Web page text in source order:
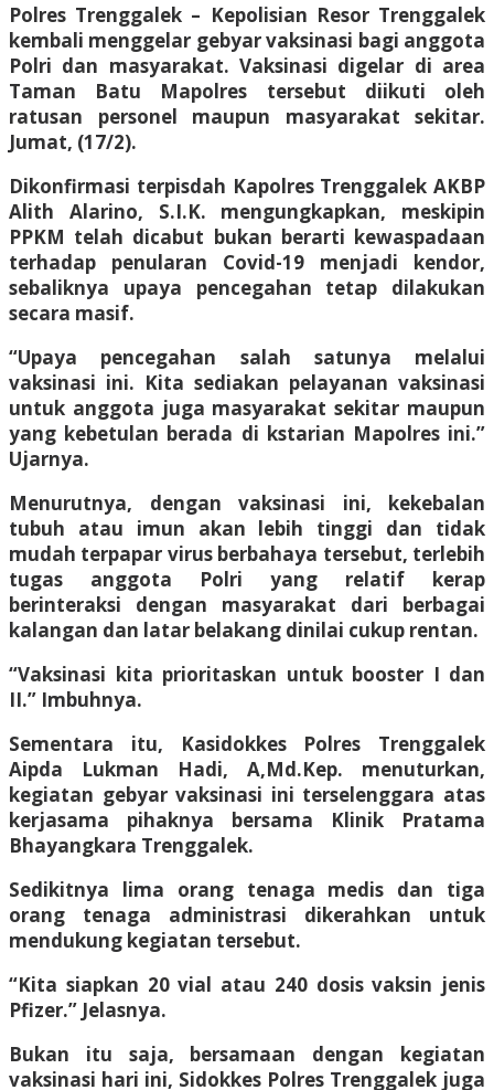
Polres Trenggalek – Kepolisian Resor Trenggalek
kembali menggelar gebyar vaksinasi bagi anggota
Polri dan masyarakat. Vaksinasi digelar di area
Taman Batu Mapolres tersebut diikuti oleh
ratusan personel maupun masyarakat sekitar.
Jumat, (17/2).
Dikonfirmasi terpisdah Kapolres Trenggalek AKBP
Alith Alarino, S.I.K. mengungkapkan, meskipin
PPKM telah dicabut bukan berarti kewaspadaan
terhadap penularan Covid-19 menjadi kendor,
sebaliknya upaya pencegahan tetap dilakukan
secara masif.
“Upaya pencegahan salah satunya melalui
vaksinasi ini. Kita sediakan pelayanan vaksinasi
untuk anggota juga masyarakat sekitar maupun
yang kebetulan berada di kstarian Mapolres ini.”
Ujarnya.
Menurutnya, dengan vaksinasi ini, kekebalan
tubuh atau imun akan lebih tinggi dan tidak
mudah terpapar virus berbahaya tersebut, terlebih
tugas anggota Polri yang relatif kerap
berinteraksi dengan masyarakat dari berbagai
kalangan dan latar belakang dinilai cukup rentan.
“Vaksinasi kita prioritaskan untuk booster I dan
II.” Imbuhnya.
Sementara itu, Kasidokkes Polres Trenggalek
Aipda Lukman Hadi, A,Md.Kep. menuturkan,
kegiatan gebyar vaksinasi ini terselenggara atas
kerjasama pihaknya bersama Klinik Pratama
Bhayangkara Trenggalek.
Sedikitnya lima orang tenaga medis dan tiga
orang tenaga administrasi dikerahkan untuk
mendukung kegiatan tersebut.
“Kita siapkan 20 vial atau 240 dosis vaksin jenis
Pfizer.” Jelasnya.
Bukan itu saja, bersamaan dengan kegiatan
vaksinasi hari ini, Sidokkes Polres Trenggalek juga